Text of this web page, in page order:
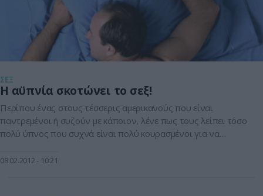
ΣΕΞ
Η αϋπνία σκοτώνει το σεξ!
Περίπου ένας στους τέσσερις αμερικανούς που είναι
παντρεμένοι ή συζούν με κάποιον, λένε πως τους λείπει τόσο
πολύ ύπνος που συχνά είναι πολύ κουρασμένοι για να
δουλειά τους ή στις οικογενειακές δραστηριότητές τους.
08.02.2012 10:21